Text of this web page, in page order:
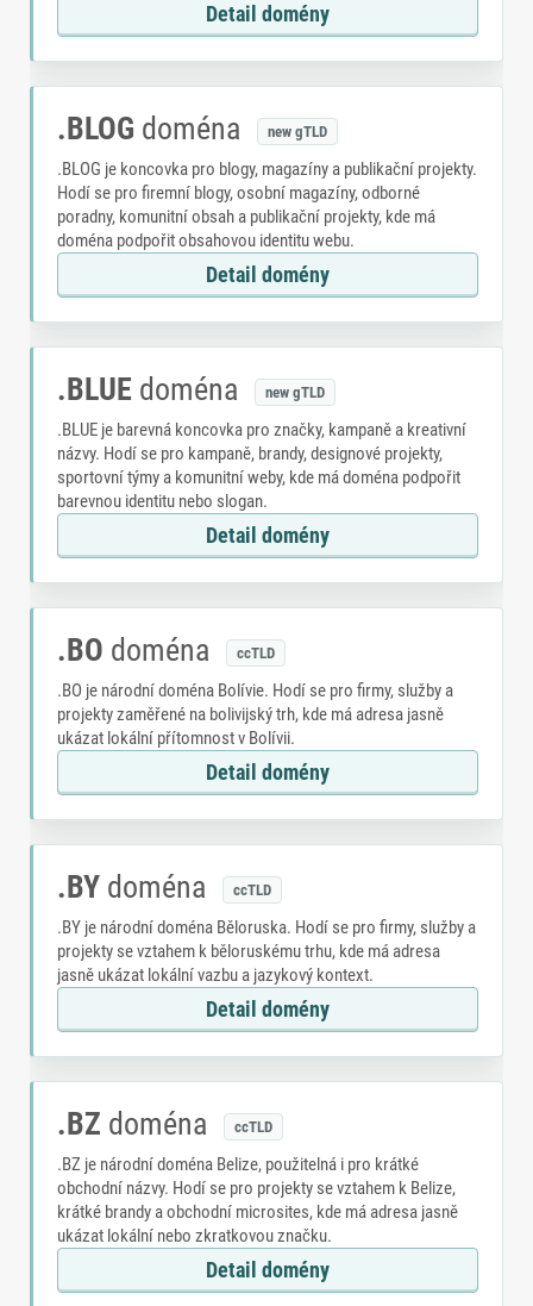
Detail domény
.BLOG doména new gTLD
.BLOG je koncovka pro blogy, magazíny a publikační projekty.
Hodí se pro firemní blogy, osobní magazíny, odborné
poradny, komunitní obsah a publikační projekty, kde má
doména podpořit obsahovou identitu webu.
Detail domény
.BLUE doména new gTLD
.BLUE je barevná koncovka pro značky, kampaně a kreativní
názvy. Hodí se pro kampaně, brandy, designové projekty,
sportovní týmy a komunitní weby, kde má doména podpořit
barevnou identitu nebo slogan.
Detail domény
.BO doména ccTLD
.BO je národní doména Bolívie. Hodí se pro firmy, služby a
projekty zaměřené na bolivijský trh, kde má adresa jasně
ukázat lokální přítomnost v Bolívii.
Detail domény
.BY doména ccTLD
.BY je národní doména Běloruska. Hodí se pro firmy, služby a
projekty se vztahem k běloruskému trhu, kde má adresa
jasně ukázat lokální vazbu a jazykový kontext.
Detail domény
.BZ doména ccTLD
.BZ je národní doména Belize, použitelná i pro krátké
obchodní názvy. Hodí se pro projekty se vztahem k Belize,
krátké brandy a obchodní microsites, kde má adresa jasně
ukázat lokální nebo zkratkovou značku.
Detail domény